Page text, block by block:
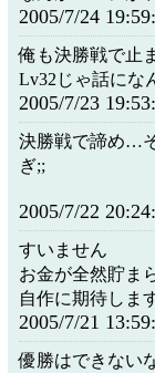
2005/7/24
俺も決勝戦で止
Lv32じゃ話にな
2005/7/23
決勝戦で諦め…
ぎ;;
2005/7/22
すいません
お金が全然貯ま
自作に期待しま
2005/7/21
優勝はできない